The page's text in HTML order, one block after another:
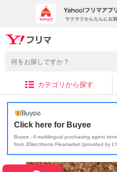
カテゴリから探す
Click here for Buyee
Buyee - A multilingual purchasing agent
from JDirectItems Fleamarket (provided by